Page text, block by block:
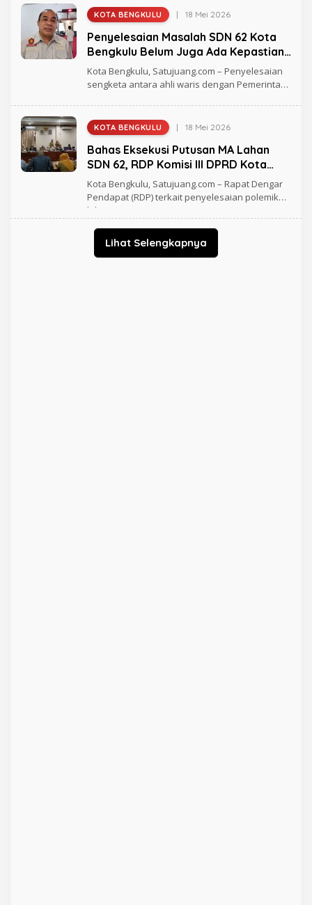
Penyelesaian Masalah SDN 62 Kota
Bengkulu Belum Juga Ada Kepastian,
Marliadi: Masih Panjang
KOTA BENGKULU | 18 Mei 2026
O
E
H
R
A
G
H
A
Kota Bengkulu, Satujuang.com – Penyelesaian
sengketa antara ahli waris dengan Pemerintah
Bahas Eksekusi Putusan MA Lahan
SDN 62, RDP Komisi III DPRD Kota
Bengkulu Digelar Tertutup
KOTA BENGKULU | 18 Mei 2026
O
E
H
R
A
G
H
M
A
Kota Bengkulu, Satujuang.com – Rapat Dengar
Pendapat (RDP) terkait penyelesaian polemik
lahan
Lihat Selengkapnya